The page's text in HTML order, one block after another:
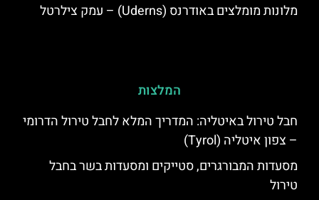
מלונות מומלצים באודרנס (Uderns) – עמק צילרטל
המלצות
חבל טירול באיטליה: המדריך המלא לחבל טירול הדרומי
– צפון איטליה (Tyrol)
מסעדות המבורגרים, סטייקים ומסעדות בשר בחבל
טירול